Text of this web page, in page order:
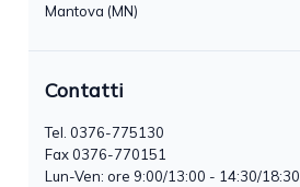
Mantova (MN)
Contatti
Tel. 0376-775130
Fax 0376-770151
Lun-Ven: ore 9:00/13:00 - 14:30/18:30